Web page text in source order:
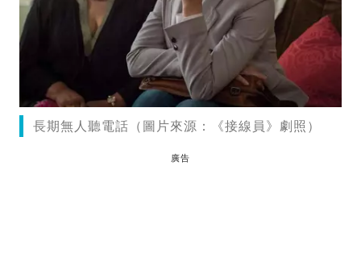
長期無人聽電話（圖片來源：《接線員》劇照）
廣告